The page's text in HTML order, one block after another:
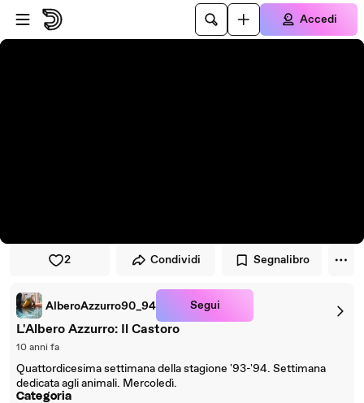
Vai al lettore
Passa al contenuto principale
Accedi
2 Condividi Segnalibro
AlberoAzzurro90_94 Segui
L'Albero Azzurro: Il Castoro
10 anni fa
Quattordicesima settimana della stagione '93-'94. Settimana
dedicata agli animali. Mercoledì.
Categoria